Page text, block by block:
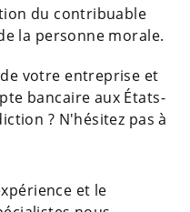
du contribuable
la personne morale.
votre entreprise et
bancaire aux États-
? N'hésitez pas à
et le